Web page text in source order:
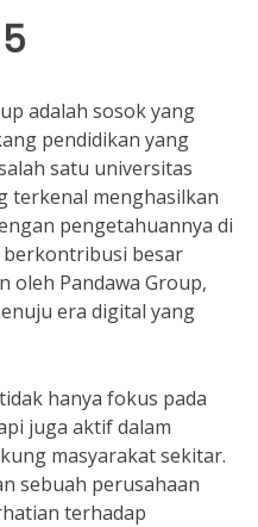
adalah sosok yang
pendidikan yang
satu universitas
terkenal menghasilkan
pengetahuannya di
berkontribusi besar
oleh Pandawa Group,
era digital yang
hanya fokus pada
juga aktif dalam
masyarakat sekitar.
sebuah perusahaan
terhadap